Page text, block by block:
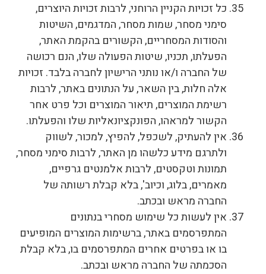
כל זכויות הקניין הרוחני, לרבות זכויות היוצרים,
סימני מסחר, שמות מסחר, המדגמים, השיטות
והסודות המסחריים, הקשורים בהקמת האתר,
הפעלתו, תכניו, שיטות הפעולה שלו, הנם רכושה
של החברה ו/או נותני הרישיון לחברה בלבד. זכויות
אלה חלות, בין השאר, על הנתונים באתר, לרבות
רשימת המוצרים, תיאור המוצרים וכל פרט אחר
הקשור למראהו, הפונקציונאליות שלו והפעלתו.
אין להעתיק, לשכפל, להפיץ, למכור, לשווק
ולתרגם מידע כלשהו מן האתר, לרבות סימני מסחר,
תמונות וטקסטים, לרבות אלמנטים גרפיים,
מאמרים, בלוג, וכיוב', בלא קבלת רשותה של
החברה מראש ובכתב.
אין לעשות כל שימוש מסחרי בנתונים
המתפרסמים באתר, ברשימות המוצרים המופיעים
בו או בפרטים אחרים המתפרסמים בו, בלא קבלת
הסכמתה של החברה מראש ובכתב.